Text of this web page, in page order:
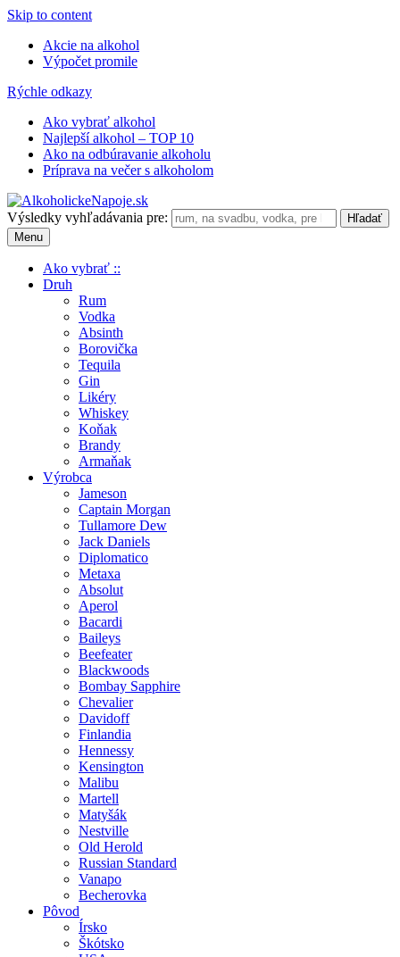
Skip to content
Akcie na alkohol
Výpočet promile
Rýchle odkazy
Ako vybrať alkohol
Najlepší alkohol – TOP 10
Ako na odbúravanie alkoholu
Príprava na večer s alkoholom
Výsledky vyhľadávania pre:
Menu
Ako vybrať ::
Druh
Rum
Vodka
Absinth
Borovička
Tequila
Gin
Likéry
Whiskey
Koňak
Brandy
Armaňak
Výrobca
Jameson
Captain Morgan
Tullamore Dew
Jack Daniels
Diplomatico
Metaxa
Absolut
Aperol
Bacardi
Baileys
Beefeater
Blackwoods
Bombay Sapphire
Chevalier
Davidoff
Finlandia
Hennessy
Kensington
Malibu
Martell
Matyšák
Nestville
Old Herold
Russian Standard
Vanapo
Becherovka
Pôvod
Írsko
Škótsko